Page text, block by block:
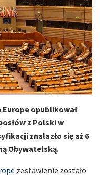
opublikował
z Polski w
znalazło się aż 6
Obywatelską.
zestawienie zostało